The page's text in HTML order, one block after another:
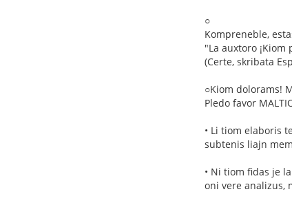
○
Kompreneble,
"La auxtoro ¡Kiom
(Certe, skribata
○Kiom dolorams!
Pledo favor
• Li tiom elaboris
subtenis liajn
• Ni tiom fidas je
oni vere analizus,